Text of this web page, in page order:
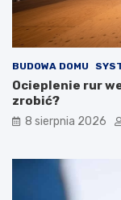
n
ę
t
r
y
w
BUDOWA DOMU
Ocieplenie rur
zrobić?
8 sierpnia 2026